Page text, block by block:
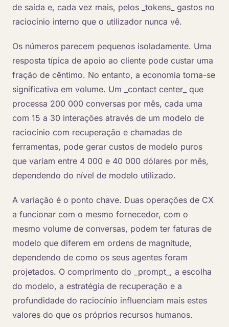
de saída e, cada vez mais, pelos _tokens_ gastos no
raciocínio interno que o utilizador nunca vê.
Os números parecem pequenos isoladamente. Uma
resposta típica de apoio ao cliente pode custar uma
fração de cêntimo. No entanto, a economia torna-se
significativa em volume. Um _contact center_ que
processa 200 000 conversas por mês, cada uma
com 15 a 30 interações através de um modelo de
raciocínio com recuperação e chamadas de
ferramentas, pode gerar custos de modelo puros
que variam entre 4 000 e 40 000 dólares por mês,
dependendo do nível de modelo utilizado.
A variação é o ponto chave. Duas operações de CX
a funcionar com o mesmo fornecedor, com o
mesmo volume de conversas, podem ter faturas de
modelo que diferem em ordens de magnitude,
dependendo de como os seus agentes foram
projetados. O comprimento do _prompt_, a escolha
do modelo, a estratégia de recuperação e a
profundidade do raciocínio influenciam mais estes
valores do que os próprios recursos humanos.